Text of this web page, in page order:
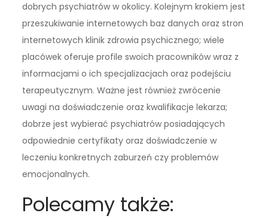
dobrych psychiatrów w okolicy. Kolejnym krokiem jest
przeszukiwanie internetowych baz danych oraz stron
internetowych klinik zdrowia psychicznego; wiele
placówek oferuje profile swoich pracowników wraz z
informacjami o ich specjalizacjach oraz podejściu
terapeutycznym. Ważne jest również zwrócenie
uwagi na doświadczenie oraz kwalifikacje lekarza;
dobrze jest wybierać psychiatrów posiadających
odpowiednie certyfikaty oraz doświadczenie w
leczeniu konkretnych zaburzeń czy problemów
emocjonalnych.
Polecamy także: